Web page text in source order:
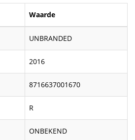
Waarde
UNBRANDED
2016
8716637001670
R
ONBEKEND